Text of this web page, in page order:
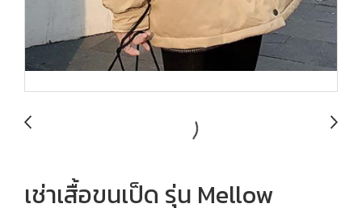
เช่าเสื้อขนเป็ด รุ่น Mellow